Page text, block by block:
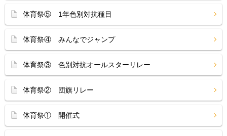
体育祭⑤ 1年色別対抗種目
体育祭④ みんなでジャンプ
体育祭③ 色別対抗オールスターリレー
体育祭② 団旗リレー
体育祭① 開催式